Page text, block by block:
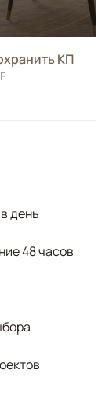
КП
день
48 часов